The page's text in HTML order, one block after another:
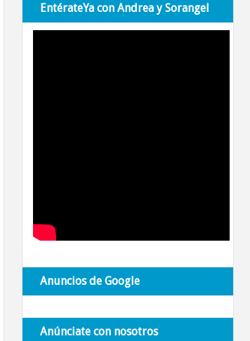
EntérateYa con Andrea y Sorangel
Anuncios de Google
Anúnciate con nosotros